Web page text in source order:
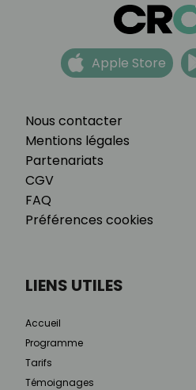
Nous contacter
Mentions légales
Partenariats
CGV
FAQ
Préférences cookies
Apple Store
LIENS UTILES
Accueil
Programme
Tarifs
Témoignages